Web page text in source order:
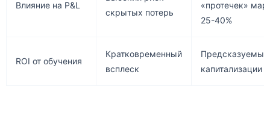
Влияние на P&L
скрытых потерь
«протечек»
25-40%
ROI от обучения
Кратковременный
всплеск
Предсказуемый
капитализации